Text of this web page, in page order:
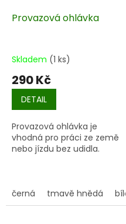
Provazová ohlávka
Skladem (1 ks)
290 Kč
DETAIL
Provazová ohlávka je
vhodná pro práci ze země
nebo jízdu bez udidla.
černá tmavě hnědá bílá